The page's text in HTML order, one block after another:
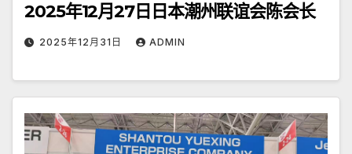
2025年12月27日日本潮州联谊会陈会长
2025年12月31日 ADMIN